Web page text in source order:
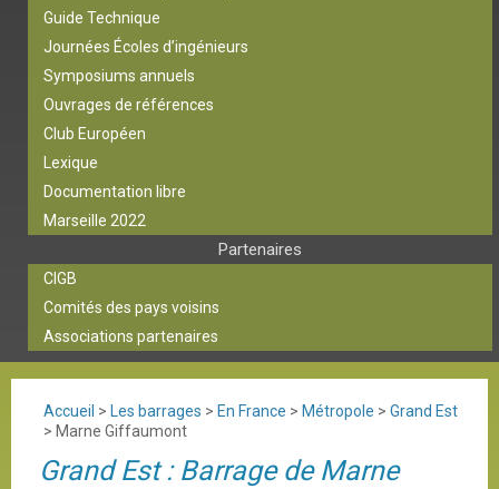
Guide Technique
Journées Écoles d’ingénieurs
Symposiums annuels
Ouvrages de références
Club Européen
Lexique
Documentation libre
Marseille 2022
Partenaires
CIGB
Comités des pays voisins
Associations partenaires
Accueil > Les barrages > En France > Métropole > Grand Est
> Marne Giffaumont
Grand Est : Barrage de Marne